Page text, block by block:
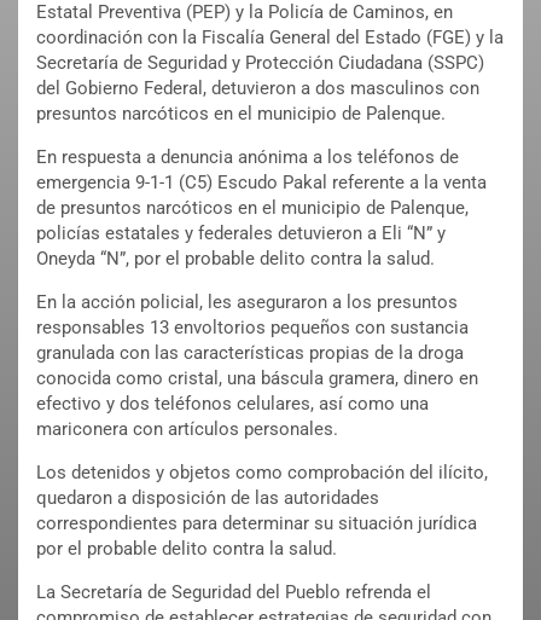
Estatal Preventiva (PEP) y la Policía de Caminos, en
coordinación con la Fiscalía General del Estado (FGE) y la
Secretaría de Seguridad y Protección Ciudadana (SSPC)
del Gobierno Federal, detuvieron a dos masculinos con
presuntos narcóticos en el municipio de Palenque.
En respuesta a denuncia anónima a los teléfonos de
emergencia 9-1-1 (C5) Escudo Pakal referente a la venta
de presuntos narcóticos en el municipio de Palenque,
policías estatales y federales detuvieron a Eli “N” y
Oneyda “N”, por el probable delito contra la salud.
En la acción policial, les aseguraron a los presuntos
responsables 13 envoltorios pequeños con sustancia
granulada con las características propias de la droga
conocida como cristal, una báscula gramera, dinero en
efectivo y dos teléfonos celulares, así como una
mariconera con artículos personales.
Los detenidos y objetos como comprobación del ilícito,
quedaron a disposición de las autoridades
correspondientes para determinar su situación jurídica
por el probable delito contra la salud.
La Secretaría de Seguridad del Pueblo refrenda el